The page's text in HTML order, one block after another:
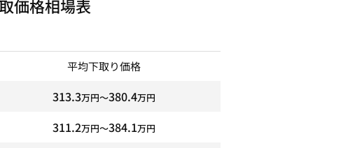
価格相場表
平均下取り価格
313.3万円〜380.4万円
311.2万円〜384.1万円